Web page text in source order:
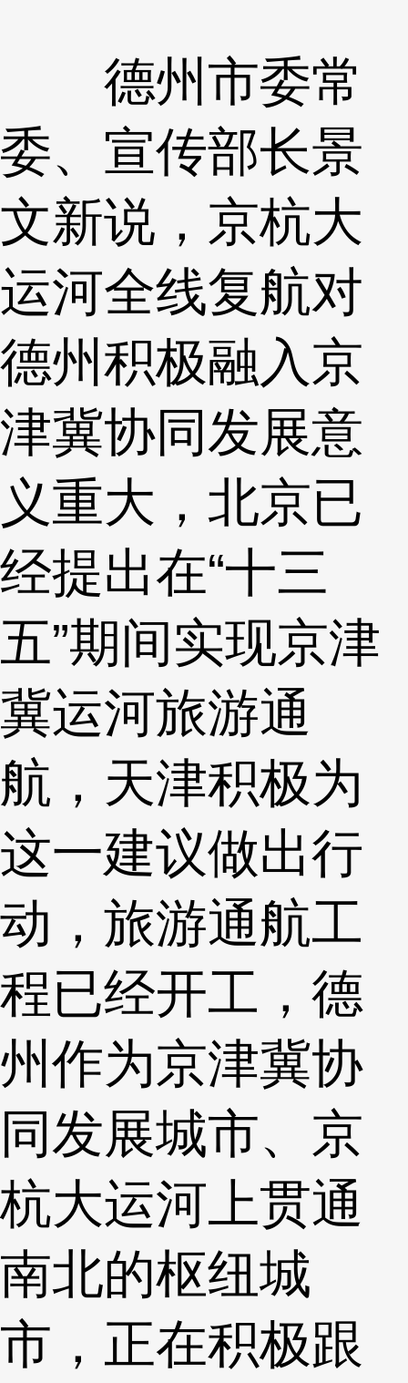
德州市委常
委、宣传部长景
文新说，京杭大
运河全线复航对
德州积极融入京
津冀协同发展意
义重大，北京已
经提出在“十三
五”期间实现京津
冀运河旅游通
航，天津积极为
这一建议做出行
动，旅游通航工
程已经开工，德
州作为京津冀协
同发展城市、京
杭大运河上贯通
南北的枢纽城
市，正在积极跟